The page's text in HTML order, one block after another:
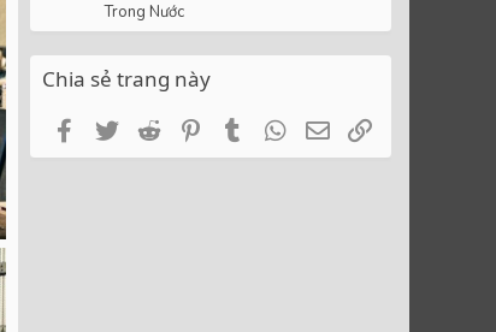
Trong Nước
Chia sẻ trang này
FacebookTwitterRedditPinterestTumblrWhatsApp
Email